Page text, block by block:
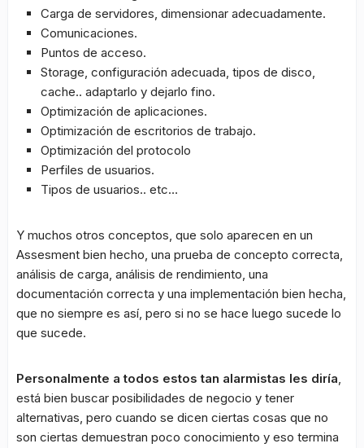
Carga de servidores, dimensionar adecuadamente.
Comunicaciones.
Puntos de acceso.
Storage, configuración adecuada, tipos de disco,
cache.. adaptarlo y dejarlo fino.
Optimización de aplicaciones.
Optimización de escritorios de trabajo.
Optimización del protocolo
Perfiles de usuarios.
Tipos de usuarios.. etc…
Y muchos otros conceptos, que solo aparecen en un
Assesment bien hecho, una prueba de concepto correcta,
análisis de carga, análisis de rendimiento, una
documentación correcta y una implementación bien hecha,
que no siempre es así, pero si no se hace luego sucede lo
que sucede.
Personalmente a todos estos tan alarmistas les diría,
está bien buscar posibilidades de negocio y tener
alternativas, pero cuando se dicen ciertas cosas que no
son ciertas demuestran poco conocimiento y eso termina